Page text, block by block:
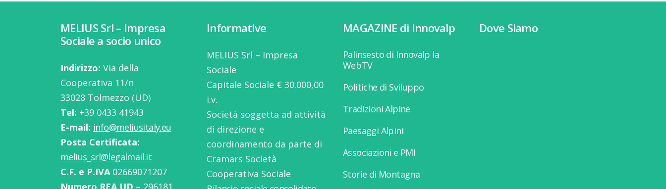
MELIUS Srl – Impresa
Sociale a socio unico
Indirizzo: Via della
Cooperativa 11/n
33028 Tolmezzo (UD)
Tel: ‭+39 0433 41943
E-mail: info@meliusitaly.eu
Posta Certificata:
melius_srl@legalmail.it
C.F. e P.IVA02669071207
Numero REA UD – 296181
Informative
MELIUS Srl – Impresa
Sociale
Capitale Sociale € 30.000,00
i.v.
Società soggetta ad attività
di direzione e
coordinamento da parte di
Cramars Società
Cooperativa Sociale
MAGAZINE di Innovalp
Palinsesto di Innovalp la
WebTV
Politiche di Sviluppo
Tradizioni Alpine
Paesaggi Alpini
Associazioni e PMI
Storie di Montagna
Dove Siamo